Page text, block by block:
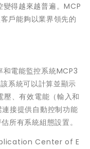
得越來越普遍。MCP
戶能夠以業界領先的
電能監控系統MCP3
系統可以計算並顯示
壓、有效電能（輸入和
接提供自動控制功能
所有系統組態設置。
Center of E